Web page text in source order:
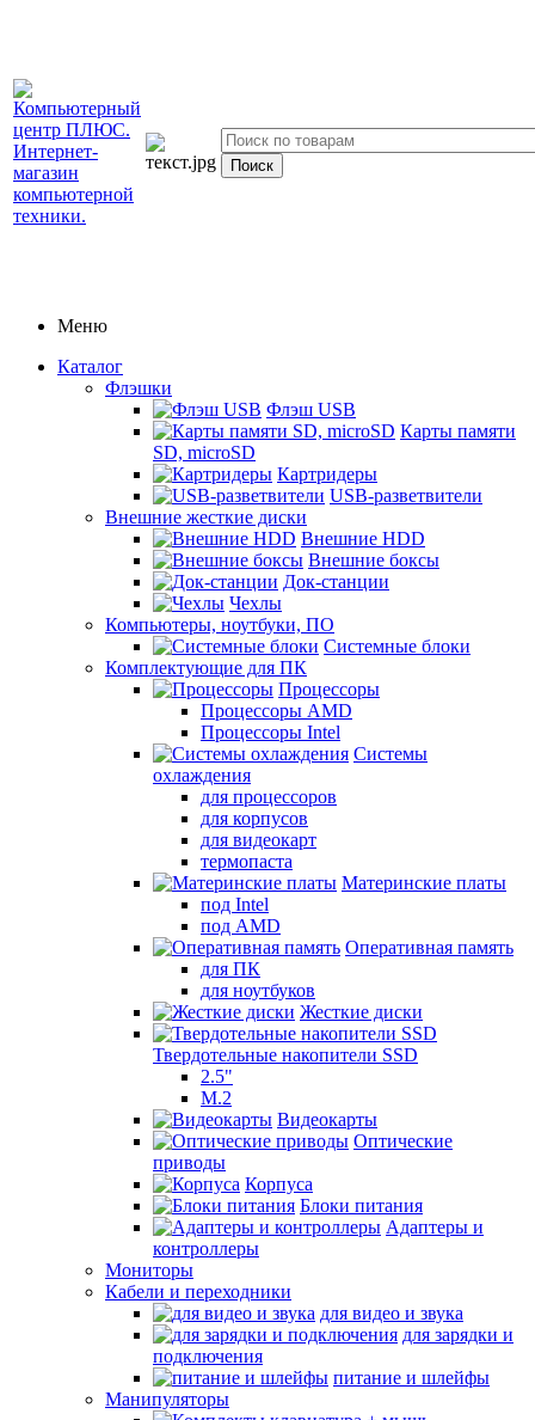
Меню
Каталог
Флэшки
Флэш USB
Карты памяти
SD, microSD
Картридеры
USB-разветвители
Внешние жесткие диски
Внешние HDD
Внешние боксы
Док-станции
Чехлы
Компьютеры, ноутбуки, ПО
Системные блоки
Комплектующие для ПК
Процессоры
Процессоры AMD
Процессоры Intel
Системы
охлаждения
для процессоров
для корпусов
для видеокарт
термопаста
Материнские платы
под Intel
под AMD
Оперативная память
для ПК
для ноутбуков
Жесткие диски
Твердотельные накопители SSD
2.5"
M.2
Видеокарты
Оптические
приводы
Корпуса
Блоки питания
Адаптеры и
контроллеры
Мониторы
Кабели и переходники
для видео и звука
для зарядки и
подключения
питание и шлейфы
Манипуляторы